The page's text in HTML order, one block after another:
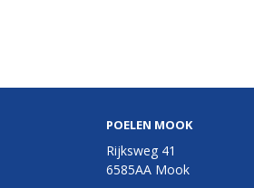
POELEN MOOK
Rijksweg 41
6585AA Mook